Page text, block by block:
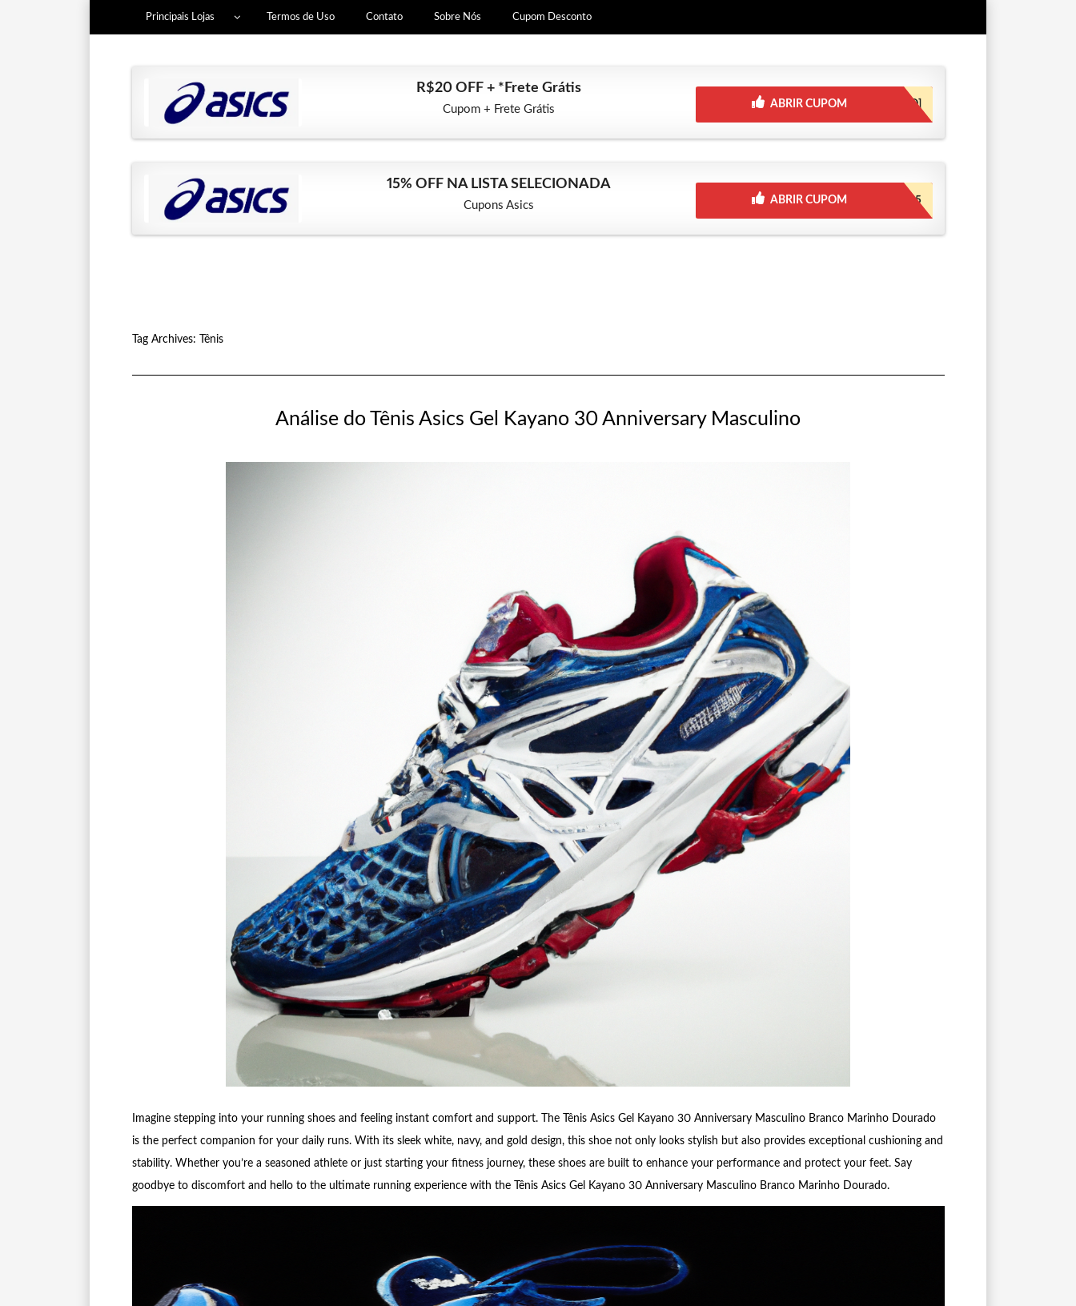
Principais Lojas Termos de Uso Contato Sobre Nós Cupom Desconto
R$20 OFF + *Frete Grátis
Cupom + Frete Grátis [JÁ INCLUSO]
ABRIR CUPOM
15% OFF NA LISTA SELECIONADA
Cupons Asics GANHE15
ABRIR CUPOM
Tag Archives: Tênis
Análise do Tênis Asics Gel Kayano 30 Anniversary Masculino
Imagine stepping into your running shoes and feeling instant comfort and support. The Tênis Asics Gel Kayano 30 Anniversary Masculino Branco Marinho Dourado
is the perfect companion for your daily runs. With its sleek white, navy, and gold design, this shoe not only looks stylish but also provides exceptional cushioning and
stability. Whether you’re a seasoned athlete or just starting your fitness journey, these shoes are built to enhance your performance and protect your feet. Say
goodbye to discomfort and hello to the ultimate running experience with the Tênis Asics Gel Kayano 30 Anniversary Masculino Branco Marinho Dourado.